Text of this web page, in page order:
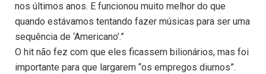
nos últimos anos. E funcionou muito melhor do que
quando estávamos tentando fazer músicas para ser uma
sequência de ‘Americano’.”
O hit não fez com que eles ficassem bilionários, mas foi
importante para que largarem “os empregos diurnos”.